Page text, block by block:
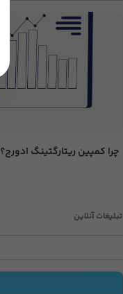
چرا کمپین ریتارگتینگ ادورج؟
تبلیغات آنلاین